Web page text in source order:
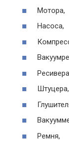
Мотора,
Насоса,
Штуцера,
Ремня,